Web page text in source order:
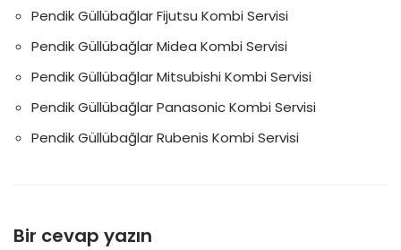
Pendik Güllübağlar Fijutsu Kombi Servisi
Pendik Güllübağlar Midea Kombi Servisi
Pendik Güllübağlar Mitsubishi Kombi Servisi
Pendik Güllübağlar Panasonic Kombi Servisi
Pendik Güllübağlar Rubenis Kombi Servisi
Bir cevap yazın